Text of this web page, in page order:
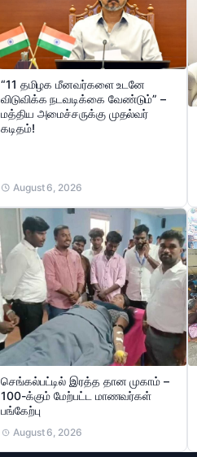
“11 தமிழக மீனவர்களை உடனே
விடுவிக்க நடவடிக்கை வேண்டும்” –
மத்திய அமைச்சருக்கு முதல்வர்
கடிதம்!
August 6, 2026
செங்கல்பட்டில் இரத்த தான முகாம் –
100-க்கும் மேற்பட்ட மாணவர்கள்
பங்கேற்பு
August 6, 2026